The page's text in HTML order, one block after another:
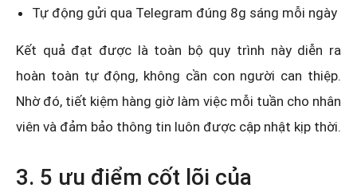
Tự động gửi qua Telegram đúng 8g sáng mỗi ngày
Kết quả đạt được là toàn bộ quy trình này diễn ra
hoàn toàn tự động, không cần con người can thiệp.
Nhờ đó, tiết kiệm hàng giờ làm việc mỗi tuần cho nhân
viên và đảm bảo thông tin luôn được cập nhật kịp thời.
3. 5 ưu điểm cốt lõi của